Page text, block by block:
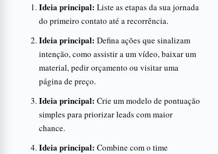
Ideia principal: Liste as etapas da sua jornada
do primeiro contato até a recorrência.
Ideia principal: Defina ações que sinalizam
intenção, como assistir a um vídeo, baixar um
material, pedir orçamento ou visitar uma
página de preço.
Ideia principal: Crie um modelo de pontuação
simples para priorizar leads com maior
chance.
Ideia principal: Combine com o time